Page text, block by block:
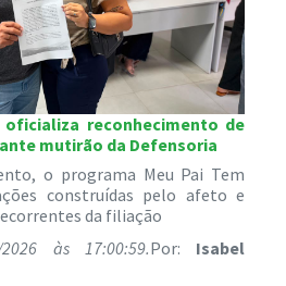
reconhecimento de
mutirão da Defensoria
o programa Meu Pai Tem
construídas pelo afeto e
da filiação
2026 às 17:00:59.Por: Isabel